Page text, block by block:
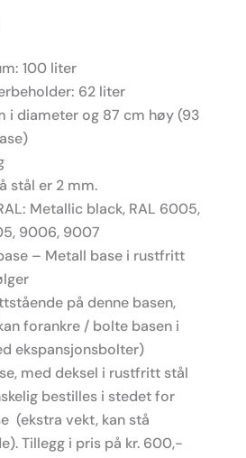
100 liter
62 liter
i diameter og 87 cm høy (93
stål er 2 mm.
Metallic black, RAL 6005,
9006, 9007
– Metall base i rustfritt
på denne basen,
forankre / bolte basen i
ekspansjonsbolter)
med deksel i rustfritt stål
bestilles i stedet for
(ekstra vekt, kan stå
Tillegg i pris på kr. 600,-